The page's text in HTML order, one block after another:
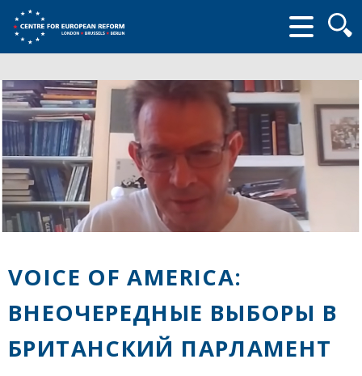
form
VOICE OF AMERICA:
ВНЕОЧЕРЕДНЫЕ ВЫБОРЫ В
БРИТАНСКИЙ ПАРЛАМЕНТ